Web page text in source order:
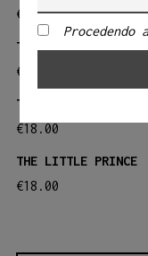
€
20.00
THE BIG RIDE
€
THE KNIGHT
€18.00
THE LITTLE PRINCE
€18.00